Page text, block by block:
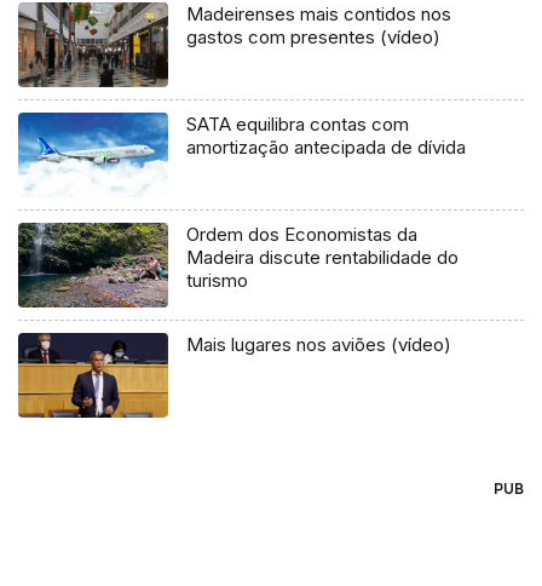
Madeirenses mais contidos nos
gastos com presentes (vídeo)
SATA equilibra contas com
amortização antecipada de dívida
Ordem dos Economistas da
Madeira discute rentabilidade do
turismo
Mais lugares nos aviões (vídeo)
PUB